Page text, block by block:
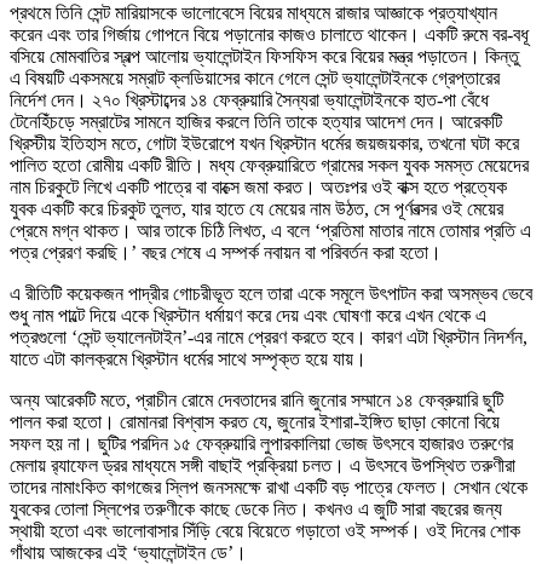
প্রথমে তিনি সেন্ট মারিয়াসকে ভালোবেসে বিয়ের মাধ্যমে রাজার আজ্ঞাকে প্রত্যাখ্যান
করেন এবং তার গির্জায় গোপনে বিয়ে পড়ানোর কাজও চালাতে থাকেন। একটি রুমে বর-বধূ
বসিয়ে মোমবাতির স্বল্প আলোয় ভ্যালেন্টাইন ফিসফিস করে বিয়ের মন্ত্র পড়াতেন। কিন্তু
এ বিষয়টি একসময়ে সম্রাট ক্লডিয়াসের কানে গেলে সেন্ট ভ্যালেন্টাইনকে গ্রেপ্তারের
নির্দেশ দেন। ২৭০ খ্রিস্টাব্দের ১৪ ফেব্রুয়ারি সৈন্যরা ভ্যালেন্টাইনকে হাত-পা বেঁধে
টেনেহিঁচড়ে সম্রাটের সামনে হাজির করলে তিনি তাকে হত্যার আদেশ দেন। আরেকটি
খ্রিস্টীয় ইতিহাস মতে, গোটা ইউরোপে যখন খ্রিস্টান ধর্মের জয়জয়কার, তখনো ঘটা করে
পালিত হতো রোমীয় একটি রীতি। মধ্য ফেব্রুয়ারিতে গ্রামের সকল যুবক সমস্ত মেয়েদের
নাম চিরকুটে লিখে একটি পাত্রে বা বাক্সে জমা করত। অতঃপর ওই বাক্স হতে প্রত্যেক
যুবক একটি করে চিরকুট তুলত, যার হাতে যে মেয়ের নাম উঠত, সে পূর্ণবত্সর ওই মেয়ের
প্রেমে মগ্ন থাকত। আর তাকে চিঠি লিখত, এ বলে ‘প্রতিমা মাতার নামে তোমার প্রতি এ
পত্র প্রেরণ করছি।’ বছর শেষে এ সম্পর্ক নবায়ন বা পরিবর্তন করা হতো।
এ রীতিটি কয়েকজন পাদ্রীর গোচরীভূত হলে তারা একে সমূলে উৎপাটন করা অসম্ভব ভেবে
শুধু নাম পাল্টে দিয়ে একে খ্রিস্টান ধর্মায়ণ করে দেয় এবং ঘোষণা করে এখন থেকে এ
পত্রগুলো ‘সেন্ট ভ্যালেনটাইন’-এর নামে প্রেরণ করতে হবে। কারণ এটা খ্রিস্টান নিদর্শন,
যাতে এটা কালক্রমে খ্রিস্টান ধর্মের সাথে সম্পৃক্ত হয়ে যায়।
অন্য আরেকটি মতে, প্রাচীন রোমে দেবতাদের রানি জুনোর সম্মানে ১৪ ফেব্রুয়ারি ছুটি
পালন করা হতো। রোমানরা বিশ্বাস করত যে, জুনোর ইশারা-ইঙ্গিত ছাড়া কোনো বিয়ে
সফল হয় না। ছুটির পরদিন ১৫ ফেব্রুয়ারি লুপারকালিয়া ভোজ উৎসবে হাজারও তরুণের
মেলায় র‍্যাফেল ড্রর মাধ্যমে সঙ্গী বাছাই প্রক্রিয়া চলত। এ উৎসবে উপস্থিত তরুণীরা
তাদের নামাংকিত কাগজের স্লিপ জনসমক্ষে রাখা একটি বড় পাত্রে ফেলত। সেখান থেকে
যুবকের তোলা স্লিপের তরুণীকে কাছে ডেকে নিত। কখনও এ জুটি সারা বছরের জন্য
স্থায়ী হতো এবং ভালোবাসার সিঁড়ি বেয়ে বিয়েতে গড়াতো ওই সম্পর্ক। ওই দিনের শোক
গাঁথায় আজকের এই ‘ভ্যালেন্টাইন ডে’।